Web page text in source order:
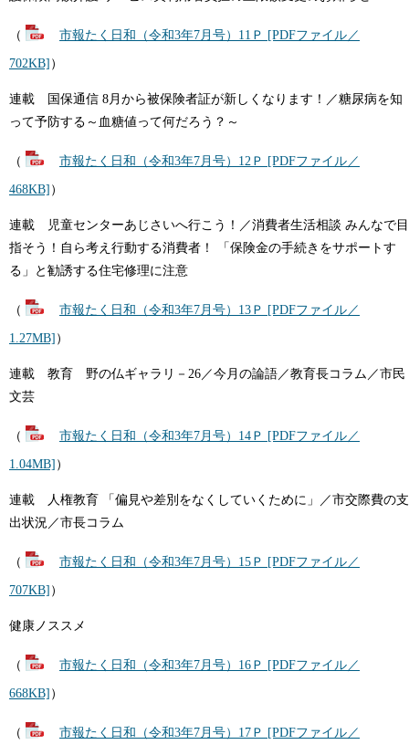
（ 市報たく日和（令和3年7月号）11Ｐ [PDFファイル／
702KB] ）
連載 国保通信 8月から被保険者証が新しくなります！／糖尿病を知
って予防する～血糖値って何だろう？～
（ 市報たく日和（令和3年7月号）12Ｐ [PDFファイル／
468KB] ）
連載 児童センターあじさいへ行こう！／消費者生活相談 みんなで目
指そう！自ら考え行動する消費者！ 「保険金の手続きをサポートす
る」と勧誘する住宅修理に注意
（ 市報たく日和（令和3年7月号）13Ｐ [PDFファイル／
1.27MB] ）
連載 教育 野の仏ギャラリ－26／今月の論語／教育長コラム／市民
文芸
（ 市報たく日和（令和3年7月号）14Ｐ [PDFファイル／
1.04MB] ）
連載 人権教育 「偏見や差別をなくしていくために」／市交際費の支
出状況／市長コラム
（ 市報たく日和（令和3年7月号）15Ｐ [PDFファイル／
707KB] ）
健康ノススメ
（ 市報たく日和（令和3年7月号）16Ｐ [PDFファイル／
668KB] ）
（ 市報たく日和（令和3年7月号）17Ｐ [PDFファイル／